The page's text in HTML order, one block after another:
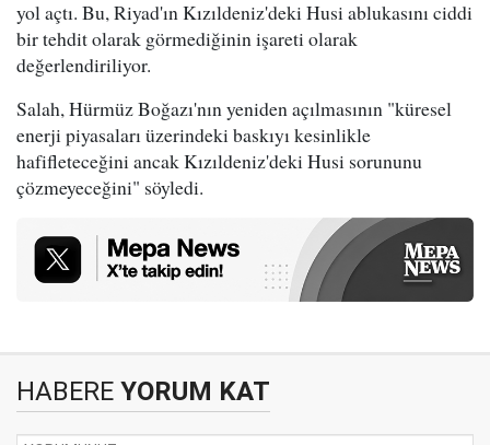
yol açtı. Bu, Riyad'ın Kızıldeniz'deki Husi ablukasını ciddi
bir tehdit olarak görmediğinin işareti olarak
değerlendiriliyor.
Salah, Hürmüz Boğazı'nın yeniden açılmasının "küresel
enerji piyasaları üzerindeki baskıyı kesinlikle
hafifleteceğini ancak Kızıldeniz'deki Husi sorununu
çözmeyeceğini" söyledi.
HABERE YORUM KAT